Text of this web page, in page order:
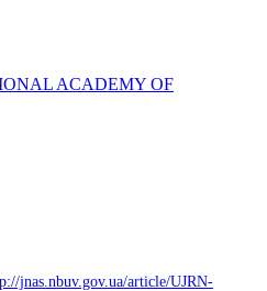
ACADEMY OF
jnas.nbuv.gov.ua/article/UJRN-